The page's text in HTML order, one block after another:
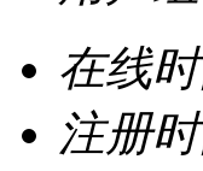
在线
注册